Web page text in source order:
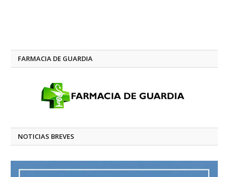
FARMACIA DE GUARDIA
NOTICIAS BREVES